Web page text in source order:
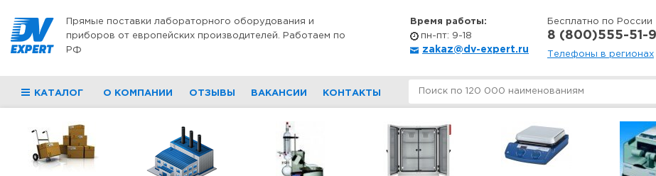
Прямые поставки лабораторного оборудования и
приборов от европейских производителей. Работаем по
РФ
Время работы:
пн-пт: 9-18
zakaz@dv-expert.ru
Бесплатно по России
8 (800)555-51-
Телефоны в регионах
КАТАЛОГ О КОМПАНИИ ОТЗЫВЫ ВАКАНСИИ КОНТАКТЫ